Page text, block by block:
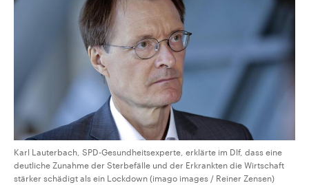
Karl Lauterbach, SPD-Gesundheitsexperte, erklärte im Dlf, dass eine
deutliche Zunahme der Sterbefälle und der Erkrankten die Wirtschaft
stärker schädigt als ein Lockdown (imago images / Reiner Zensen)